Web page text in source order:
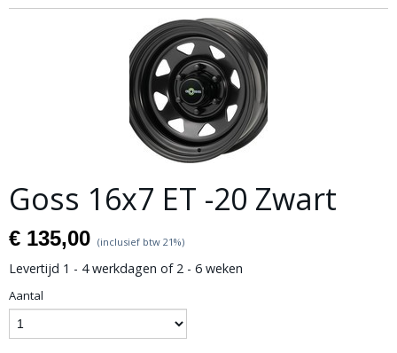
Goss 16x7 ET -20 Zwart
€ 135,00 (inclusief btw 21%)
Levertijd 1 - 4 werkdagen of 2 - 6 weken
Aantal